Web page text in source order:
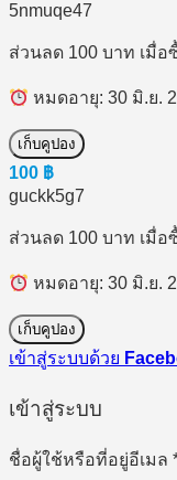
5nmuqe47
ส่วนลด 100 บาท เมื่
หมดอายุ: 30 มิ.ย.
เก็บคูปอง
100 ฿
guckk5g7
ส่วนลด 100 บาท เมื่
หมดอายุ: 30 มิ.ย.
เก็บคูปอง
เข้าสู่ระบบด้วย
เข้าสู่ระบบ
ชื่อผู้ใช้หรือที่อยู่อีเมล